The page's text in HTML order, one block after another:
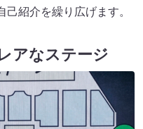
紹介を繰り広げます。
アなステージ